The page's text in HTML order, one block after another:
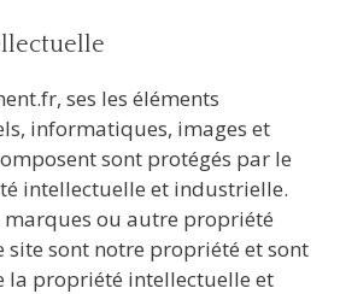
ses les éléments
informatiques, images et
sont protégés par le
intellectuelle et industrielle.
marques ou autre propriété
site sont notre propriété et sont
la propriété intellectuelle et